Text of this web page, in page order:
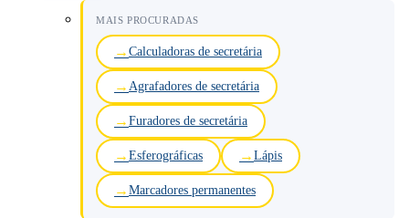
MAIS PROCURADAS
Calculadoras de secretária
Agrafadores de secretária
Furadores de secretária
Esferográficas Lápis
Marcadores permanentes